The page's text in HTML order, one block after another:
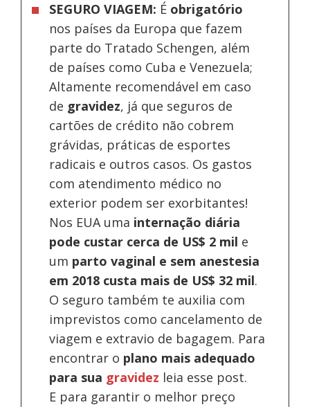
SEGURO VIAGEM: É obrigatório
nos países da Europa que fazem
parte do Tratado Schengen, além
de países como Cuba e Venezuela;
Altamente recomendável em caso
de gravidez, já que seguros de
cartões de crédito não cobrem
grávidas, práticas de esportes
radicais e outros casos. Os gastos
com atendimento médico no
exterior podem ser exorbitantes!
Nos EUA uma internação diária
pode custar cerca de US$ 2 mil e
um parto vaginal e sem anestesia
em 2018 custa mais de US$ 32 mil.
O seguro também te auxilia com
imprevistos como cancelamento de
viagem e extravio de bagagem. Para
encontrar o plano mais adequado
para sua gravidez leia esse post.
E para garantir o melhor preço